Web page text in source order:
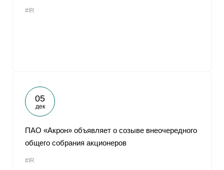
#IR
05
дек
ПАО «Акрон» объявляет о созыве внеочередного
общего собрания акционеров
#IR